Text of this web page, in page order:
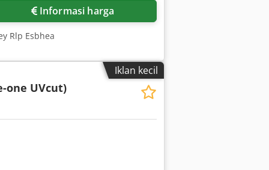
Informasi harga
Rlp Esbhea
Iklan kecil
one UVcut)